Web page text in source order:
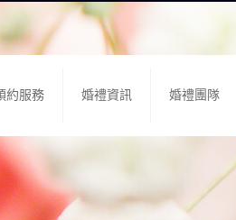
約服務 婚禮資訊 婚禮團隊